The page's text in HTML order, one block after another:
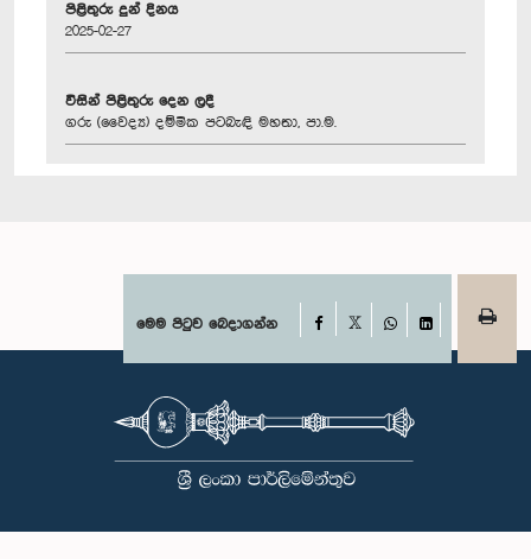
පිළිතුරු දුන් දිනය
2025-02-27
විසින් පිළිතුරු දෙන ලදී
ගරු (වෛද්‍ය) දම්මික පටබැඳි මහතා, පා.ම.
මෙම පිටුව බෙදාගන්න Facebook
WhatsAppLinkedIn